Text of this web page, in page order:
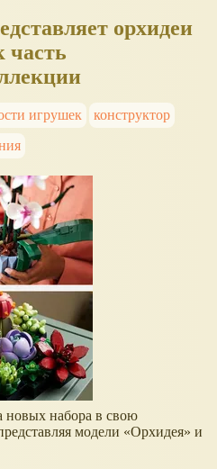
орхидеи
часть
игрушек
конструктор
новых набора в свою
модели
Орхидея
и